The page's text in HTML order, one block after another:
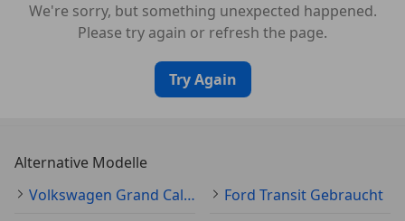
We're sorry, but something unexpected happened.
Please try again or refresh the page.
Try Again
Alternative Modelle
Volkswagen Grand California Gebraucht
Ford Transit Gebraucht